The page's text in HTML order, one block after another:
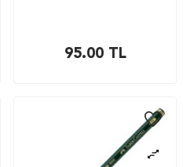
95.00TL